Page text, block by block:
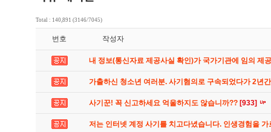
Total : 140,891 (3146/7045)
번호 작성자
내 정보(통신자료 제공사실 확인)가 국가기관에 임의 제
가출하신 청소년 여러분. 사기혐의로 구속되었다가 2년
사기꾼! 꼭 신고하세요 억울하지도 않습니까?? [933]
저는 인터넷 계정 사기를 치고다녔습니다. 인생경험을